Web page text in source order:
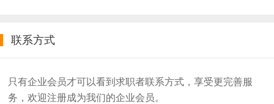
联系方式
只有企业会员才可以看到求职者联系方式，享受更完善服
务，欢迎注册成为我们的企业会员。